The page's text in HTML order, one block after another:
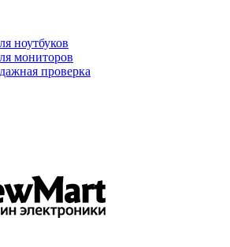
ноутбуков
мониторов
проверка